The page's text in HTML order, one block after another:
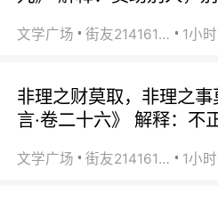
文学广场 街友21416156 1小
非理之财莫取，非理之
言·卷二十六》 解释：不
文学广场 街友21416156 1小